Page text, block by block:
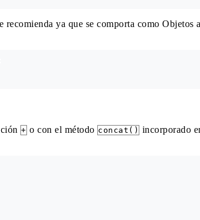
recomienda ya que se comporta como Objetos a
+ o con el método concat() incorporado